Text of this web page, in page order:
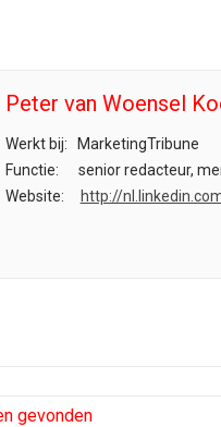
Peter van Woensel
Werkt bij:
MarketingTribune
Functie:
senior redacteur,
Website:
http://
gevonden